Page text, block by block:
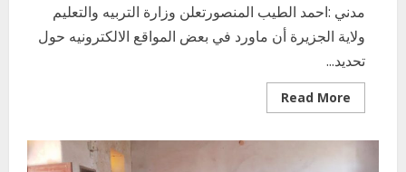
مدني :احمد الطيب المنصورتعلن وزارة التربيه والتعليم
ولاية الجزيرة أن ماورد في بعض المواقع الالكترونيه حول
تحديد...
Read More
more